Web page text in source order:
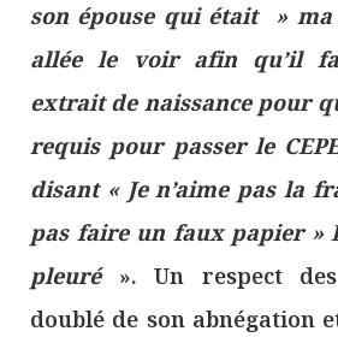
son épouse qui était » ma
allée le voir afin qu’il
extrait de naissance pour
requis pour passer le
disant « Je n’aime pas la
pas faire un faux papier »
pleuré». Un respect
doublé de son abnégation